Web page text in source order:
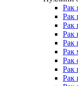
Рак
Рак
Рак
Рак
Рак
Рак
Рак
Рак
Рак